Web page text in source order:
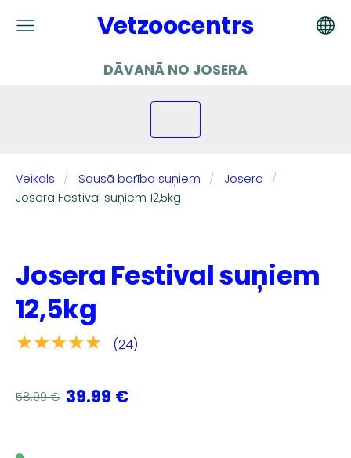
Vetzoocentrs
DĀVANĀ NO JOSERA
Veikals Sausā barība suņiem
Josera
Josera Festival suņiem 12,5kg
Josera Festival suņiem
12,5kg
★★★★★ (24)
58.99 € 39.99 €